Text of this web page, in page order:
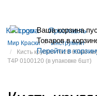
Ваша корзина
Товаров в
Перейти в
Кострома Ярославль
Мир Краски
Инструмент
Кисть круглая №20 65мм
T4P 0100120 (в упаковке 6шт)